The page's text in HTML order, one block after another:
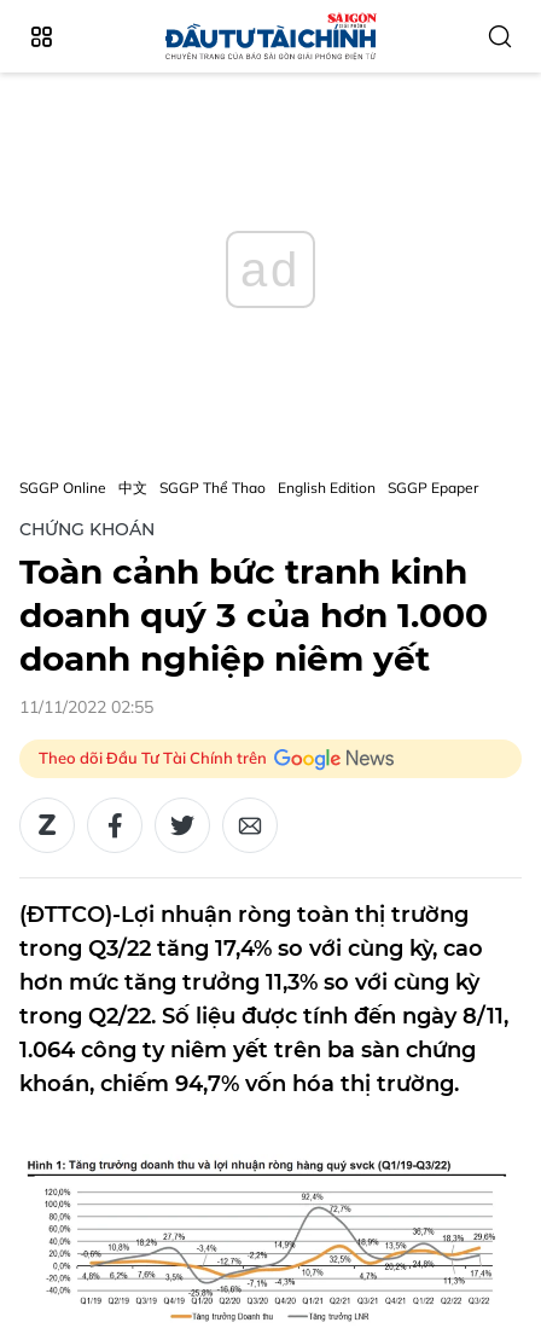
ad
SGGP Online 中文 SGGP Thể Thao English Edition SGGP Epaper
CHỨNG KHOÁN
Toàn cảnh bức tranh kinh
doanh quý 3 của hơn 1.000
doanh nghiệp niêm yết
11/11/2022 02:55
Theo dõi Đầu Tư Tài Chính trên
(ĐTTCO)-Lợi nhuận ròng toàn thị trường
trong Q3/22 tăng 17,4% so với cùng kỳ, cao
hơn mức tăng trưởng 11,3% so với cùng kỳ
trong Q2/22. Số liệu được tính đến ngày 8/11,
1.064 công ty niêm yết trên ba sàn chứng
khoán, chiếm 94,7% vốn hóa thị trường.